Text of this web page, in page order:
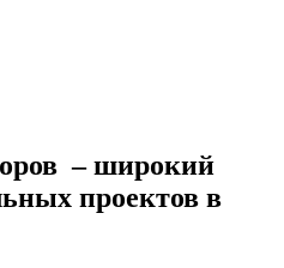
– широкий
проектов в